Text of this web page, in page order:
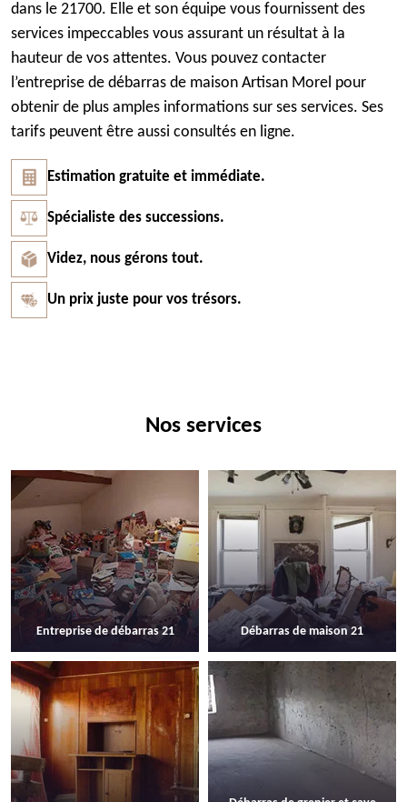
dans le 21700. Elle et son équipe vous fournissent des
services impeccables vous assurant un résultat à la
hauteur de vos attentes. Vous pouvez contacter
l’entreprise de débarras de maison Artisan Morel pour
obtenir de plus amples informations sur ses services. Ses
tarifs peuvent être aussi consultés en ligne.
Estimation gratuite et immédiate.
Spécialiste des successions.
Videz, nous gérons tout.
Un prix juste pour vos trésors.
Nos services
Entreprise de débarras 21 Débarras de maison 21